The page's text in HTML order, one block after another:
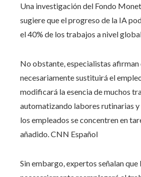
Una investigación del Fondo
sugiere que el progreso de la IA
el 40% de los trabajos a nivel
No obstante, especialistas afirman
necesariamente sustituirá el
modificará la esencia de muchos
automatizando labores rutinarias
los empleados se concentren en
añadido. CNN Español
Sin embargo, expertos señalan que